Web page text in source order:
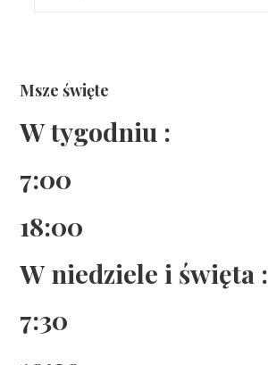
Msze święte
W tygodniu :
7:00
18:00
W niedziele i święta :
7:30